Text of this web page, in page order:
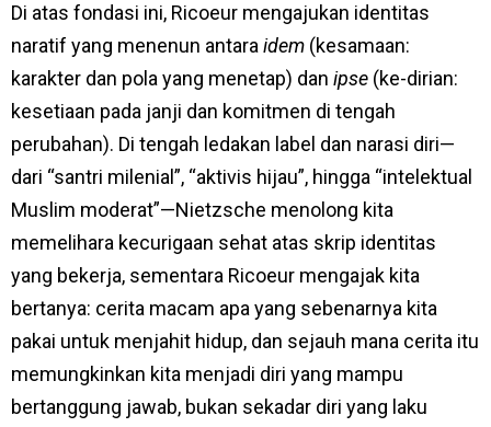
Di atas fondasi ini, Ricoeur mengajukan identitas
naratif yang menenun antara idem (kesamaan:
karakter dan pola yang menetap) dan ipse (ke-dirian:
kesetiaan pada janji dan komitmen di tengah
perubahan). Di tengah ledakan label dan narasi diri—
dari “santri milenial”, “aktivis hijau”, hingga “intelektual
Muslim moderat”—Nietzsche menolong kita
memelihara kecurigaan sehat atas skrip identitas
yang bekerja, sementara Ricoeur mengajak kita
bertanya: cerita macam apa yang sebenarnya kita
pakai untuk menjahit hidup, dan sejauh mana cerita itu
memungkinkan kita menjadi diri yang mampu
bertanggung jawab, bukan sekadar diri yang laku